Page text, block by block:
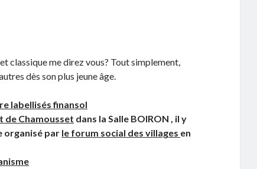
classique me direz vous? Tout simplement,
dès son plus jeune âge.
labellisés finansol
de Chamousset dans la Salle BOIRON , il y
organisé par le forum social des villages en